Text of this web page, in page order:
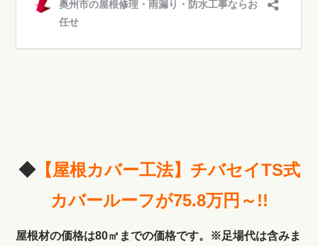
◆【屋根カバー工法】チバセイTS式
カバールーフが75.8万円～!!
屋根材の価格は80㎡までの価格です。※足場代は含みま